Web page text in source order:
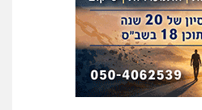
לגטיוי
חמורה מעצרים וחקירות